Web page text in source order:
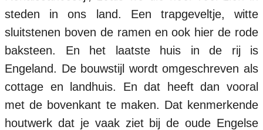
steden in ons land. Een trapgeveltje, witte
sluitstenen boven de ramen en ook hier de rode
baksteen. En het laatste huis in de rij is
Engeland. De bouwstijl wordt omgeschreven als
cottage en landhuis. En dat heeft dan vooral
met de bovenkant te maken. Dat kenmerkende
houtwerk dat je vaak ziet bij de oude Engelse